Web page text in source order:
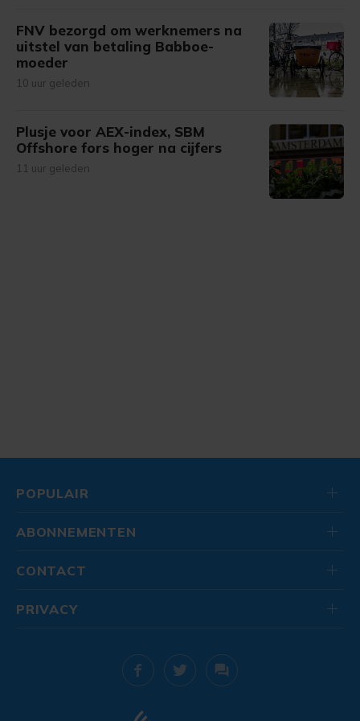
FNV bezorgd om werknemers na
uitstel van betaling Babboe-
moeder
10 uur geleden
Plusje voor AEX-index, SBM
Offshore fors hoger na cijfers
11 uur geleden
POPULAIR
ABONNEMENTEN
CONTACT
PRIVACY